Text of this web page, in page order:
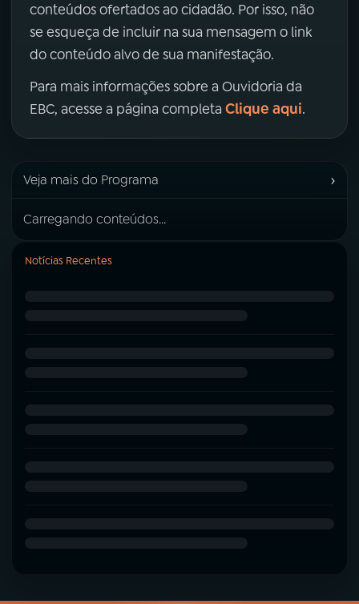
conteúdos ofertados ao cidadão. Por isso, não
se esqueça de incluir na sua mensagem o link
do conteúdo alvo de sua manifestação.
Para mais informações sobre a Ouvidoria da
EBC, acesse a página completa Clique aqui.
Veja mais do Programa ›
Carregando conteúdos...
Notícias Recentes